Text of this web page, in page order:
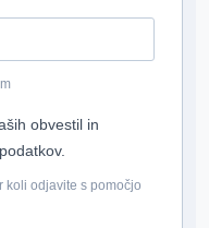
obvestil in
koli odjavite s pomočjo